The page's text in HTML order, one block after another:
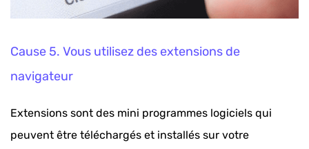
Cause 5. Vous utilisez des extensions de
navigateur
Extensions sont des mini programmes logiciels qui
peuvent être téléchargés et installés sur votre